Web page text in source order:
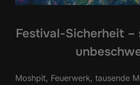
Festival-Sicherheit –
Moshpit, Feuerwerk, tausende